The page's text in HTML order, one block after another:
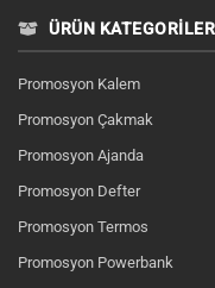
ÜRÜN
Promosyon Kalem
Promosyon Çakmak
Promosyon Ajanda
Promosyon Defter
Promosyon Termos
Promosyon Powerbank